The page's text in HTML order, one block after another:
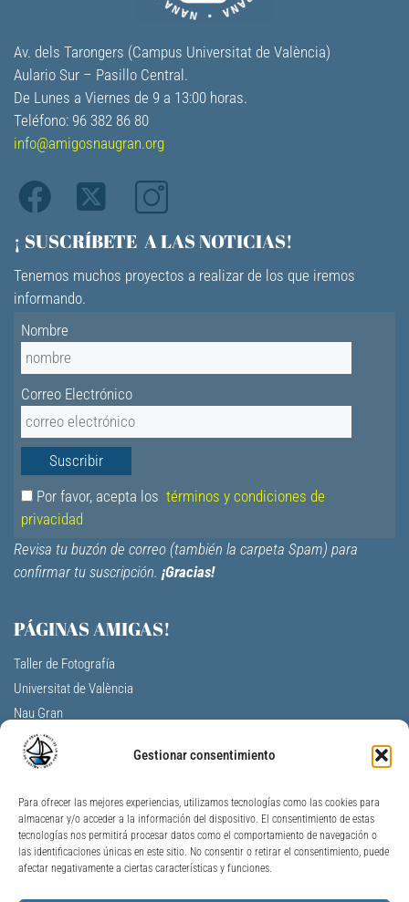
Gestionar consentimiento
Para ofrecer las mejores experiencias, utilizamos tecnologías como las cookies para
almacenar y/o acceder a la información del dispositivo. El consentimiento de estas
tecnologías nos permitirá procesar datos como el comportamiento de navegación o
las identificaciones únicas en este sitio. No consentir o retirar el consentimiento, puede
afectar negativamente a ciertas características y funciones.
Av. dels Tarongers (Campus Universitat de València)
Aulario Sur – Pasillo Central.
De Lunes a Viernes de 9 a 13:00 horas.
Teléfono: 96 382 86 80
info@amigosnaugran.org
¡ SUSCRÍBETE A LAS NOTICIAS!
Tenemos muchos proyectos a realizar de los que iremos
informando.
Nombre
Correo Electrónico
Por favor, acepta los términos y condiciones de
privacidad
Revisa tu buzón de correo (también la carpeta Spam) para
confirmar tu suscripción. ¡Gracias!
PÁGINAS AMIGAS!
Taller de Fotografía
Universitat de València
Nau Gran
Centro Cultural La Nau
F.V. Aulas de la tercera edad
Universidad Permanente de Alicante
Universitat per a Majors Jaume I
Unimajors Gandia